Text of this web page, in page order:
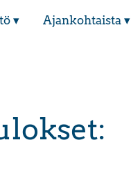
▾ Ajankohtaista ▾